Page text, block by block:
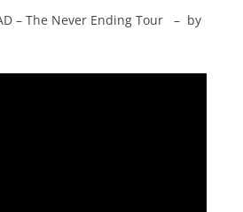
– The Never Ending Tour – by